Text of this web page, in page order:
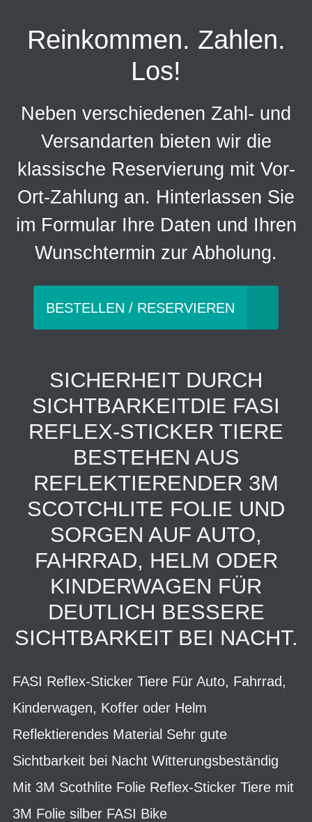
Reinkommen. Zahlen.
Los!
Neben verschiedenen Zahl- und
Versandarten bieten wir die
klassische Reservierung mit Vor-
Ort-Zahlung an. Hinterlassen Sie
im Formular Ihre Daten und Ihren
Wunschtermin zur Abholung.
BESTELLEN / RESERVIEREN
SICHERHEIT DURCH
SICHTBARKEITDIE FASI
REFLEX-STICKER TIERE
BESTEHEN AUS
REFLEKTIERENDER 3M
SCOTCHLITE FOLIE UND
SORGEN AUF AUTO,
FAHRRAD, HELM ODER
KINDERWAGEN FÜR
DEUTLICH BESSERE
SICHTBARKEIT BEI NACHT.
FASI Reflex-Sticker Tiere Für Auto, Fahrrad,
Kinderwagen, Koffer oder Helm
Reflektierendes Material Sehr gute
Sichtbarkeit bei Nacht Witterungsbeständig
Mit 3M Scothlite Folie Reflex-Sticker Tiere mit
3M Folie silber FASI Bike